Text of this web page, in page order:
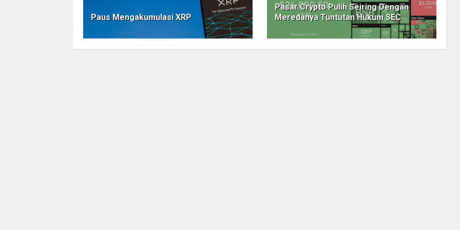
Paus Mengakumulasi XRP
Pasar Crypto Pulih Seiring Dengan
Meredanya Tuntutan Hukum SEC